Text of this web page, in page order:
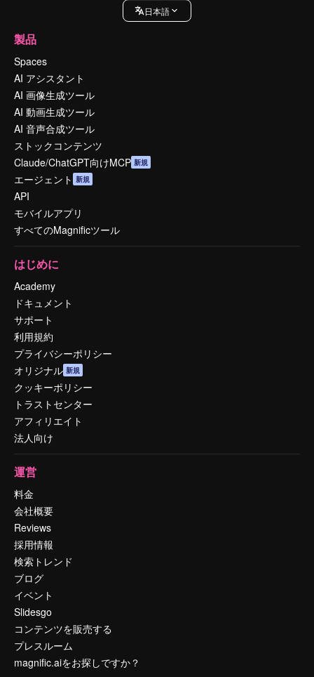
日本語
製品
Spaces
AI アシスタント
AI 画像生成ツール
AI 動画生成ツール
AI 音声合成ツール
ストックコンテンツ
Claude/ChatGPT向けMCP 新規
エージェント 新規
API
モバイルアプリ
すべてのMagnificツール
はじめに
Academy
ドキュメント
サポート
利用規約
プライバシーポリシー
オリジナル 新規
クッキーポリシー
トラストセンター
アフィリエイト
法人向け
運営
料金
会社概要
Reviews
採用情報
検索トレンド
ブログ
イベント
Slidesgo
コンテンツを販売する
プレスルーム
magnific.aiをお探しですか？